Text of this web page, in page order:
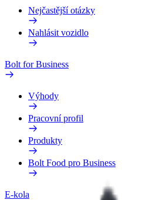
Nejčastější otázky
Nahlásit vozidlo
Bolt for Business
Výhody
Pracovní profil
Produkty
Bolt Food pro Business
E-kola